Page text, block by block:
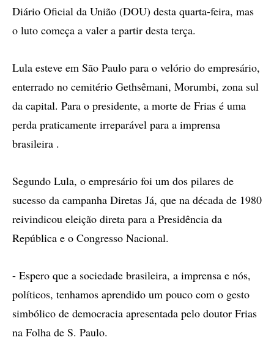
Diário Oficial da União (DOU) desta quarta-feira, mas
o luto começa a valer a partir desta terça.
Lula esteve em São Paulo para o velório do empresário,
enterrado no cemitério Gethsêmani, Morumbi, zona sul
da capital. Para o presidente, a morte de Frias é uma
perda praticamente irreparável para a imprensa
brasileira .
Segundo Lula, o empresário foi um dos pilares de
sucesso da campanha Diretas Já, que na década de 1980
reivindicou eleição direta para a Presidência da
República e o Congresso Nacional.
- Espero que a sociedade brasileira, a imprensa e nós,
políticos, tenhamos aprendido um pouco com o gesto
simbólico de democracia apresentada pelo doutor Frias
na Folha de S. Paulo.